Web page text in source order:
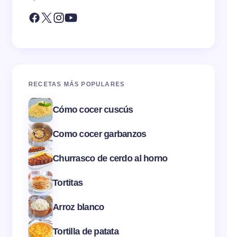
RECETAS MÁS POPULARES
Cómo cocer cuscús
Como cocer garbanzos
Churrasco de cerdo al horno
Tortitas
Arroz blanco
Tortilla de patata